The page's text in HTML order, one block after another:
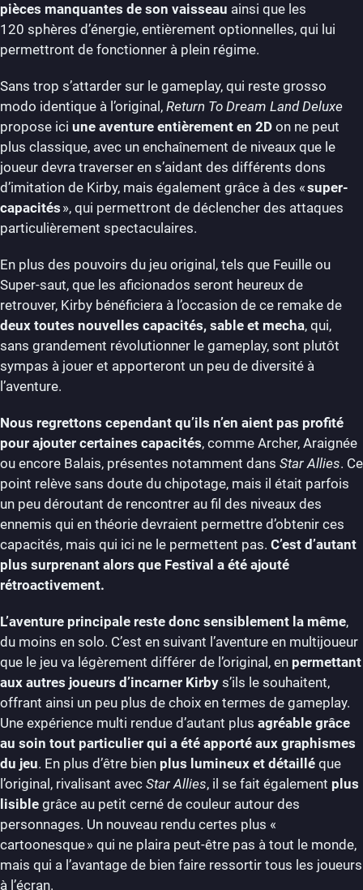
pièces manquantes de son vaisseau ainsi que les
120 sphères d’énergie, entièrement optionnelles, qui lui
permettront de fonctionner à plein régime.
Sans trop s’attarder sur le gameplay, qui reste grosso
modo identique à l’original, Return To Dream Land Deluxe
propose ici une aventure entièrement en 2D on ne peut
plus classique, avec un enchaînement de niveaux que le
joueur devra traverser en s’aidant des différents dons
d’imitation de Kirby, mais également grâce à des «super-
capacités », qui permettront de déclencher des attaques
particulièrement spectaculaires.
En plus des pouvoirs du jeu original, tels que Feuille ou
Super-saut, que les aficionados seront heureux de
retrouver, Kirby bénéficiera à l’occasion de ce remake de
deux toutes nouvelles capacités, sable et mecha, qui,
sans grandement révolutionner le gameplay, sont plutôt
sympas à jouer et apporteront un peu de diversité à
l’aventure.
Nous regrettons cependant qu’ils n’en aient pas profité
pour ajouter certaines capacités, comme Archer, Araignée
ou encore Balais, présentes notamment dans Star Allies. Ce
point relève sans doute du chipotage, mais il était parfois
un peu déroutant de rencontrer au fil des niveaux des
ennemis qui en théorie devraient permettre d’obtenir ces
capacités, mais qui ici ne le permettent pas. C’est d’autant
plus surprenant alors que Festival a été ajouté
rétroactivement.
L’aventure principale reste donc sensiblement la même,
du moins en solo. C’est en suivant l’aventure en multijoueur
que le jeu va légèrement différer de l’original, en permettant
aux autres joueurs d’incarner Kirby s’ils le souhaitent,
offrant ainsi un peu plus de choix en termes de gameplay.
Une expérience multi rendue d’autant plus agréable grâce
au soin tout particulier qui a été apporté aux graphismes
du jeu. En plus d’être bien plus lumineux et détaillé que
l’original, rivalisant avec Star Allies, il se fait également plus
lisible grâce au petit cerné de couleur autour des
personnages. Un nouveau rendu certes plus «
cartoonesque » qui ne plaira peut-être pas à tout le monde,
mais qui a l’avantage de bien faire ressortir tous les joueurs
à l’écran.